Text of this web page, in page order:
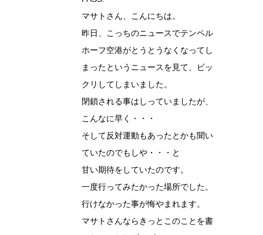
マサトさん、こんにちは。
昨日、こっちのニュースでテンペル
ホーフ空港がとうとうなくなってし
まったというニュースを見て、ビッ
クリしてしまいました。
閉鎖される事はしっていましたが、
こんなに早く・・・
そして反対運動もあったとかも聞い
ていたのでもしや・・・と
甘い期待をしていたのです。
一度行ってみたかった場所でした。
行けなかった事が悔やまれます。
マサトさんならきっとこのことを書